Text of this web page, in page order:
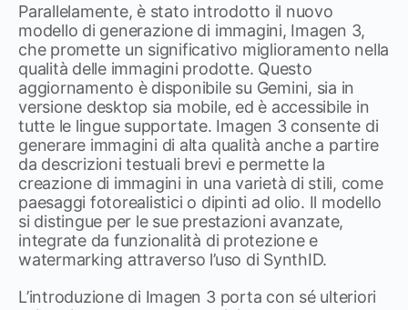
Parallelamente, è stato introdotto il nuovo
modello di generazione di immagini, Imagen 3,
che promette un significativo miglioramento nella
qualità delle immagini prodotte. Questo
aggiornamento è disponibile su Gemini, sia in
versione desktop sia mobile, ed è accessibile in
tutte le lingue supportate. Imagen 3 consente di
generare immagini di alta qualità anche a partire
da descrizioni testuali brevi e permette la
creazione di immagini in una varietà di stili, come
paesaggi fotorealistici o dipinti ad olio. Il modello
si distingue per le sue prestazioni avanzate,
integrate da funzionalità di protezione e
watermarking attraverso l’uso di SynthID.
L’introduzione di Imagen 3 porta con sé ulteriori